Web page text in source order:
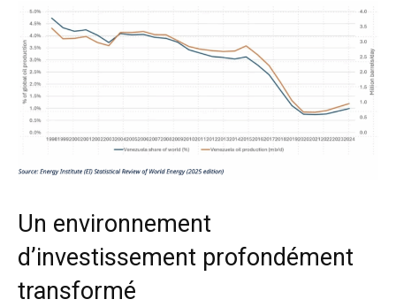
Un environnement
d’investissement profondément
transformé